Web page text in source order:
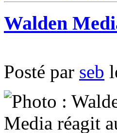
Walden
Posté par seb